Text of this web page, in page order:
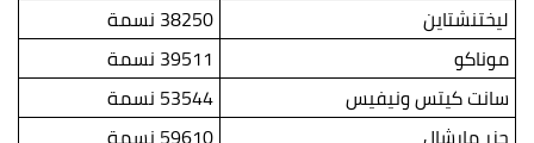
ليختنشتاين
38250 نسمة
موناكو
39511 نسمة
سانت كيتس ونيفيس
53544 نسمة